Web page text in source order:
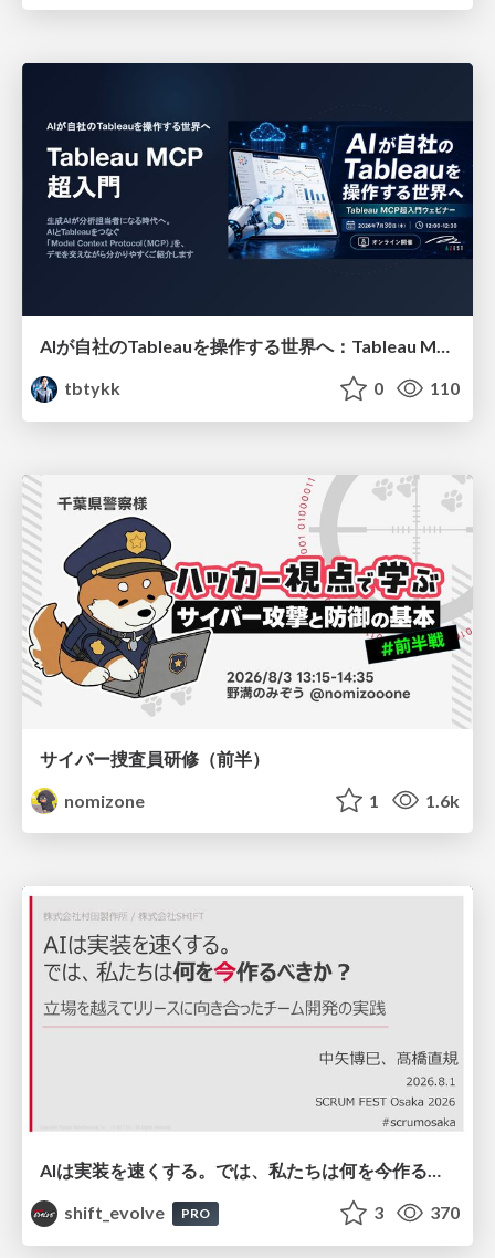
AIが自社のTableauを操作する世界へ：Tableau MCP超入門
tbtykk
0 110
サイバー捜査員研修（前半）
nomizone
1 1.6k
AIは実装を速くする。では、私たちは何を今作るべきか？－立場を越えてリリースに向き合ったチーム開発の実践 / 20260801 Hiromi Nakaya and Naoki Takahashi
shift_evolve
PRO 3 370